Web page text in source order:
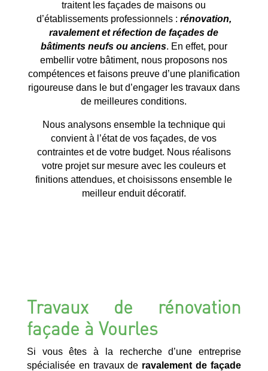
traitent les façades de maisons ou
d’établissements professionnels : rénovation,
ravalement et réfection de façades de
bâtiments neufs ou anciens. En effet, pour
embellir votre bâtiment, nous proposons nos
compétences et faisons preuve d’une planification
rigoureuse dans le but d’engager les travaux dans
de meilleures conditions.
Nous analysons ensemble la technique qui
convient à l’état de vos façades, de vos
contraintes et de votre budget. Nous réalisons
votre projet sur mesure avec les couleurs et
finitions attendues, et choisissons ensemble le
meilleur enduit décoratif.
Travaux de rénovation
façade à Vourles
Si vous êtes à la recherche d’une entreprise
spécialisée en travaux de ravalement de façade